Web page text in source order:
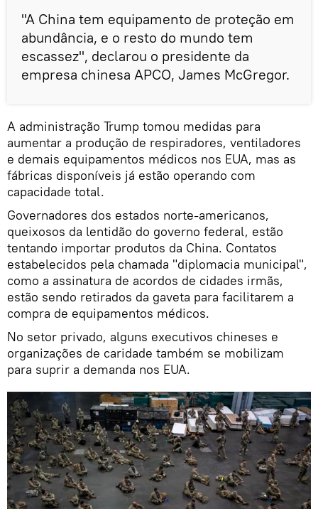
"A China tem equipamento de proteção em
abundância, e o resto do mundo tem
escassez", declarou o presidente da
empresa chinesa APCO, James McGregor.
A administração Trump tomou medidas para
aumentar a produção de respiradores, ventiladores
e demais equipamentos médicos nos EUA, mas as
fábricas disponíveis já estão operando com
capacidade total.
Governadores dos estados norte-americanos,
queixosos da lentidão do governo federal, estão
tentando importar produtos da China. Contatos
estabelecidos pela chamada "diplomacia municipal",
como a assinatura de acordos de cidades irmãs,
estão sendo retirados da gaveta para facilitarem a
compra de equipamentos médicos.
No setor privado, alguns executivos chineses e
organizações de caridade também se mobilizam
para suprir a demanda nos EUA.